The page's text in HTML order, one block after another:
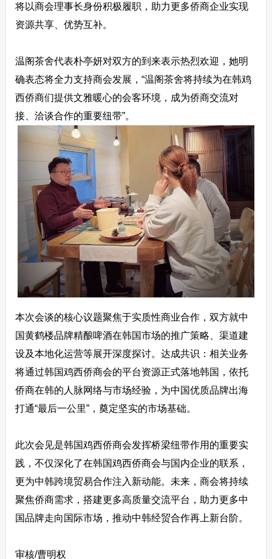
将以商会理事长身份积极履职，助力更多侨商企业实现
资源共享、优势互补。
温阁茶舍代表朴亭妍对双方的到来表示热烈欢迎，她明
确表态将全力支持商会发展，“温阁茶舍将持续为在韩鸡
西侨商们提供文雅暖心的会客环境，成为侨商交流对
接、洽谈合作的重要纽带”。
本次会谈的核心议题聚焦于实质性商业合作，双方就中
国黄鹤楼品牌精酿啤酒在韩国市场的推广策略、渠道建
设及本地化运营等展开深度探讨。达成共识：相关业务
将通过韩国鸡西侨商会的平台资源正式落地韩国，依托
侨商在韩的人脉网络与市场经验，为中国优质品牌出海
打通“最后一公里”，奠定坚实的市场基础。
此次会见是韩国鸡西侨商会发挥桥梁纽带作用的重要实
践，不仅深化了在韩国鸡西侨商会与国内企业的联系，
更为中韩跨境贸易合作注入新动能。未来，商会将持续
聚焦侨商需求，搭建更多高质量交流平台，助力更多中
国品牌走向国际市场，推动中韩经贸合作再上新台阶。
审核/曹明权